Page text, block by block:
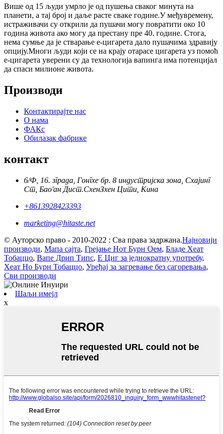
Више од 15 људи умрло је од пушења сваког минута на
планети, а тај број и даље расте сваке године.У међувремену,
истраживачи су открили да пушачи могу повратити око 10
година живота ако могу да престану пре 40. године. Стога,
нема сумње да је стварање е-цигарета дало пушачима здравију
опцију.Многи људи који се на крају отарасе цигарета уз помоћ
е-цигарета уверени су да технологија вапинга има потенцијал
да спаси милионе живота.
Производи
Контактирајте нас
О нама
ФАКс
Обилазак фабрике
контакт
6/Ф, 16. зграда, Гонгхе бр. 8 индустријска зона, Схајинг
Ст, Бао'ан Дист.СхенЗхен Цити, Кина
+8613928423393
marketing@hitaste.net
© Ауторско право - 2010-2022 : Сва права задржана.Најновији
производи, Мапа сајта, Грејање Нот Бурн Оем, Бладе Хеат
Тобаццо, Вапе Дрип Типс, Е Циг за једнократну употребу,
Хеат Но Бурн Тобаццо, Уређај за загревање без сагоревања,
Сви производи
Шаљи имејл
x